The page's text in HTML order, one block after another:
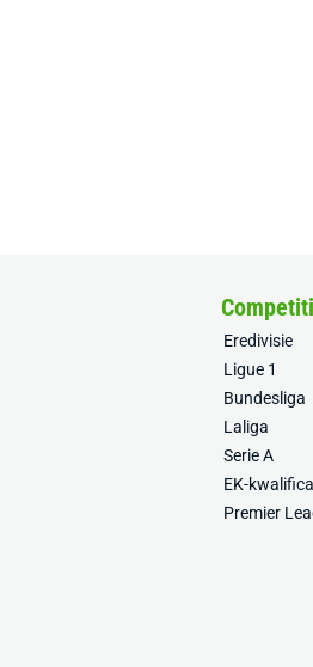
Eredivisie
Ligue 1
Bundesliga
Laliga
Serie A
EK-
Premier